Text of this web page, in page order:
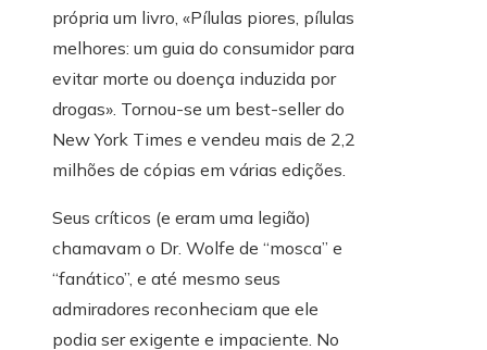
própria um livro, «Pílulas piores, pílulas
melhores: um guia do consumidor para
evitar morte ou doença induzida por
drogas». Tornou-se um best-seller do
New York Times e vendeu mais de 2,2
milhões de cópias em várias edições.
Seus críticos (e eram uma legião)
chamavam o Dr. Wolfe de “mosca” e
“fanático”, e até mesmo seus
admiradores reconheciam que ele
podia ser exigente e impaciente. No